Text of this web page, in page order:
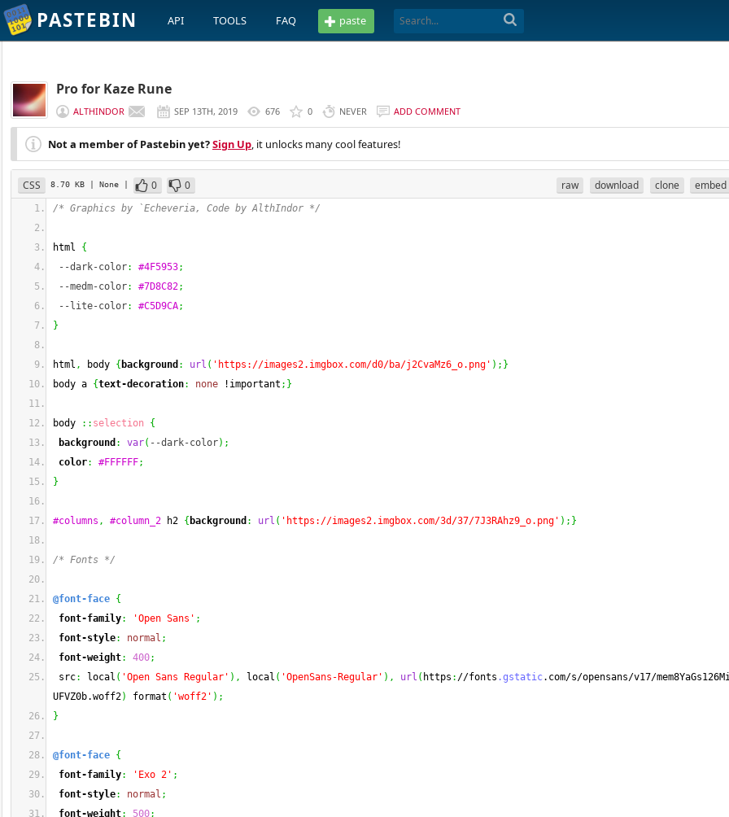
PASTEBIN API TOOLS FAQ paste
Pro for Kaze Rune
ALTHINDOR SEP 13TH, 2019 676 0 NEVER ADD COMMENT
Not a member of Pastebin yet?Sign Up, it unlocks many cool features!
CSS 8.70 KB | None | 0 0 raw download clone embed
/* Graphics by `Echeveria, Code by AlthIndor */
html {
--dark-color: #4F5953;
--medm-color: #7D8C82;
--lite-color: #C5D9CA;
}
html , body { background : url ( 'https://images2.imgbox.com/d0/ba/j2CvaMz6_o.png' ) ; }
body a {text-decoration: none !important ; }
body :: selection
{
background : var( --dark-color) ;
color: #FFFFFF;
}
#columns , #column_2 h2 { background : url ( 'https://images2.imgbox.com/3d/37/7J3RAhz9_o.png' ) ; }
/* Fonts */
@font-face {
font-family: 'Open Sans' ;
font-style: normal ;
font-weight: 400;
src: local ( 'Open Sans Regular' ) , local ( 'OpenSans-Regular' ) , url ( https : //fonts .gstatic.com/s/opensans/v17/
UFVZ0b.woff2) format ( 'woff2' ) ;
}
@font-face {
font-family: 'Exo 2' ;
font-style: normal ;
font-weight: 500;